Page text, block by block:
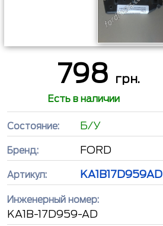
798 грн.
Есть в наличии
Состояние: Б/У
Бренд: FORD
Артикул: KA1B17D959AD
Инженерный номер:
KA1B-17D959-AD